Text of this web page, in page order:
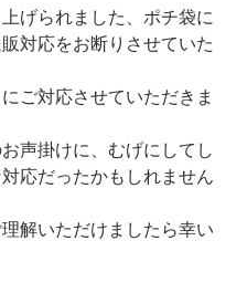
げられました、ポチ袋に
対応をお断りさせていた
ご対応させていただきま
声掛けに、むげにしてし
応だったかもしれません
解いただけましたら幸い